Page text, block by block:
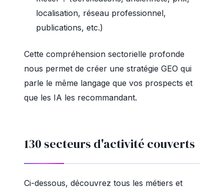
localisation, réseau professionnel,
publications, etc.)
Cette compréhension sectorielle profonde
nous permet de créer une stratégie GEO qui
parle le même langage que vos prospects et
que les IA les recommandant.
130 secteurs d'activité couverts
Ci-dessous, découvrez tous les métiers et